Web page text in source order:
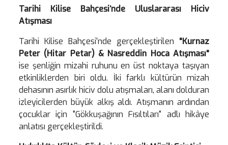
Tarihi Kilise Bahçesi’nde Uluslararası Hiciv
Atışması
Tarihi Kilise Bahçesi'nde gerçekleştirilen "Kurnaz
Peter (Hitar Petar) & Nasreddin Hoca Atışması"
ise şenliğin mizahi ruhunu en üst noktaya taşıyan
etkinliklerden biri oldu. İki farklı kültürün mizah
dehasının asırlık hiciv dolu atışmaları, alanı dolduran
izleyicilerden büyük alkış aldı. Atışmanın ardından
çocuklar için "Gökkuşağının Fısıltıları" adlı hikâye
anlatısı gerçekleştirildi.